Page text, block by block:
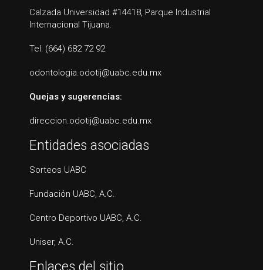
Calzada Universidad #14418, Parque Industrial
Internacional Tijuana.
Tel: (664) 682 72 92
odontologia.odotij@uabc.edu.mx
Quejas y sugerencias:
direccion.odotij@uabc.edu.mx
Entidades asociadas
Sorteos UABC
Fundación UABC, A.C.
Centro Deportivo UABC, A.C.
Uniser, A.C.
Enlaces del sitio